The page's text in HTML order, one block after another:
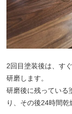
2回目塗装後は、す
研磨します。
研磨後に残っている
り、その後24時間乾